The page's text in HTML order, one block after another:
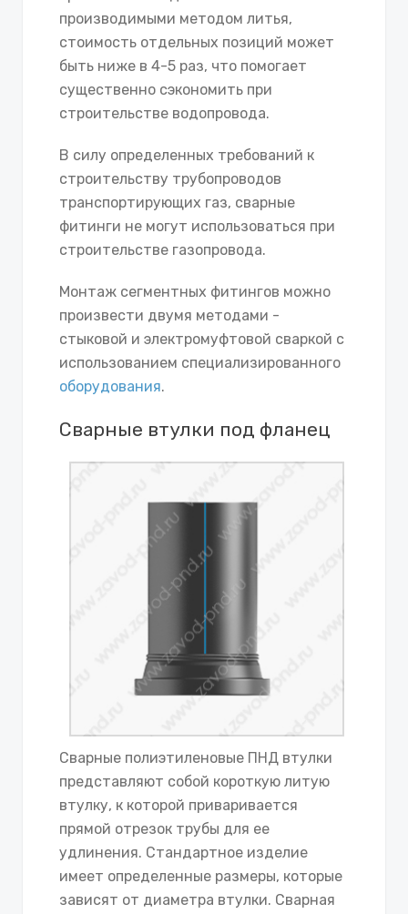
производимыми методом литья,
стоимость отдельных позиций может
быть ниже в 4-5 раз, что помогает
существенно сэкономить при
строительстве водопровода.
В силу определенных требований к
строительству трубопроводов
транспортирующих газ, сварные
фитинги не могут использоваться при
строительстве газопровода.
Монтаж сегментных фитингов можно
произвести двумя методами -
стыковой и электромуфтовой сваркой с
использованием специализированного
оборудования.
Сварные втулки под фланец
Сварные полиэтиленовые ПНД втулки
представляют собой короткую литую
втулку, к которой приваривается
прямой отрезок трубы для ее
удлинения. Стандартное изделие
имеет определенные размеры, которые
зависят от диаметра втулки. Сварная